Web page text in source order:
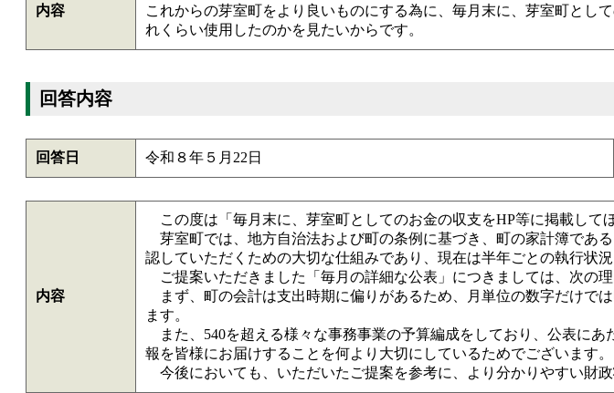
内容
これからの芽室町をより良いものにする為に、毎月末に、芽室町とし
れくらい使用したのかを見たいからです。
回答内容
回答日 令和８年５月22日
内容
この度は「毎月末に、芽室町としてのお金の収支をHP等に掲載して
芽室町では、地方自治法および町の条例に基づき、町の家計簿であ
認していただくための大切な仕組みであり、現在は半年ごとの執行状
ご提案いただきました「毎月の詳細な公表」につきましては、次の
まず、町の会計は支出時期に偏りがあるため、月単位の数字だけで
ます。
また、540を超える様々な事務事業の予算編成をしており、公表に
報を皆様にお届けすることを何より大切にしているためでございます。
今後においても、いただいたご提案を参考に、より分かりやすい財政